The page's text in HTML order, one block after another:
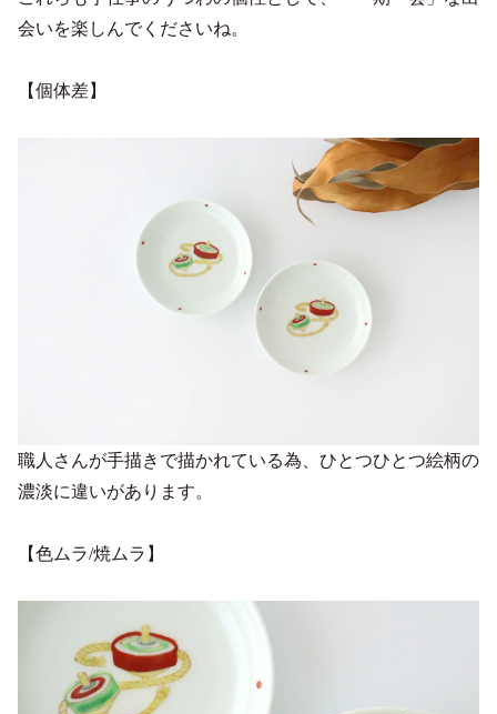
会いを楽しんでくださいね。
【個体差】
職人さんが手描きで描かれている為、ひとつひとつ絵柄の
濃淡に違いがあります。
【色ムラ/焼ムラ】